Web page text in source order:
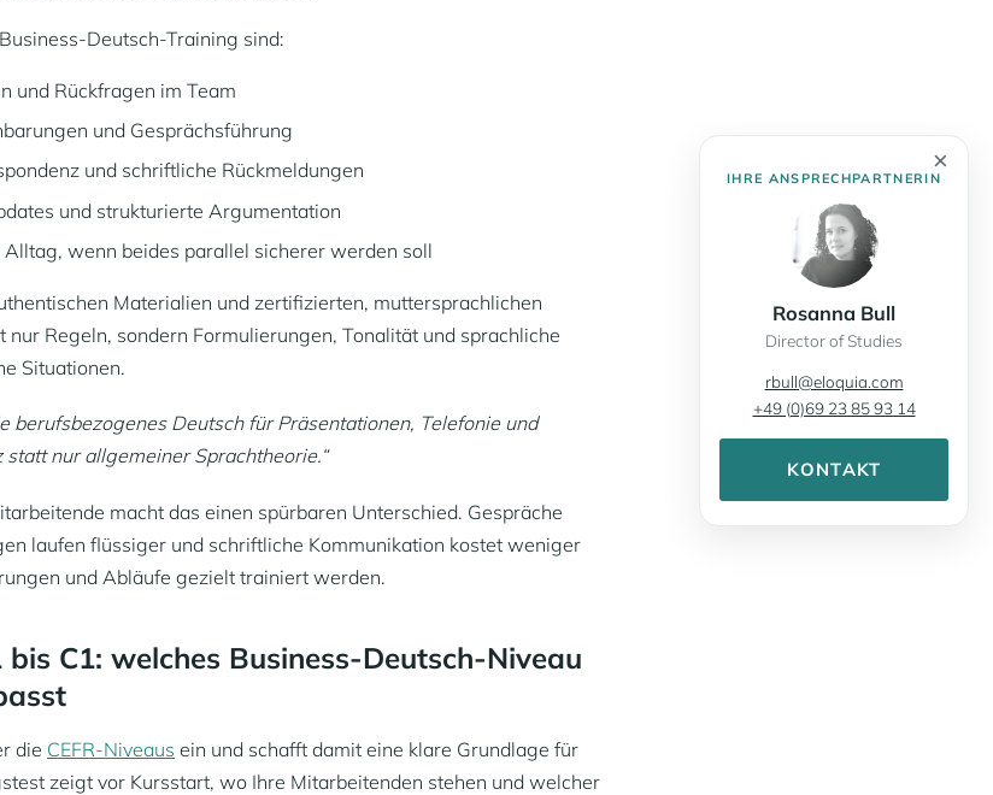
Deutsch-Training sind:
und Rückfragen im Team
und Gesprächsführung
und schriftliche Rückmeldungen
und strukturierte Argumentation
wenn beides parallel sicherer werden soll
Materialien und zertifizierten, muttersprachlichen
nur Regeln, sondern Formulierungen, Tonalität und sprachliche
Situationen.
berufsbezogenes Deutsch für Präsentationen, Telefonie und
nur allgemeiner Sprachtheorie.“
macht das einen spürbaren Unterschied. Gespräche
laufen flüssiger und schriftliche Kommunikation kostet weniger
und Abläufe gezielt trainiert werden.
bis C1: welches Business-Deutsch-Niveau
die CEFR-Niveaus ein und schafft damit eine klare Grundlage für
zeigt vor Kursstart, wo Ihre Mitarbeitenden stehen und welcher
×
IHRE ANSPRECHPARTNERIN
Rosanna Bull
Director of Studies
rbull@eloquia.com
+49 (0)69 23 85 93 14
KONTAKT